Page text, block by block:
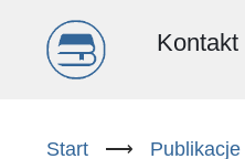
Menu
Start ⟶ Publikacje